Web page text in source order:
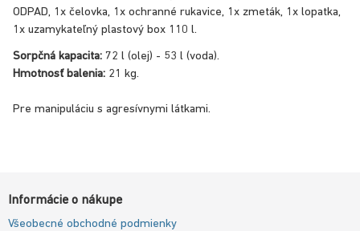
ODPAD, 1x čelovka, 1x ochranné rukavice, 1x zmeták, 1x lopatka,
1x uzamykateľný plastový box 110 l.
Sorpčná kapacita: 72 l (olej) - 53 l (voda).
Hmotnosť balenia: 21 kg.
Pre manipuláciu s agresívnymi látkami.
Informácie o nákupe
Všeobecné obchodné podmienky